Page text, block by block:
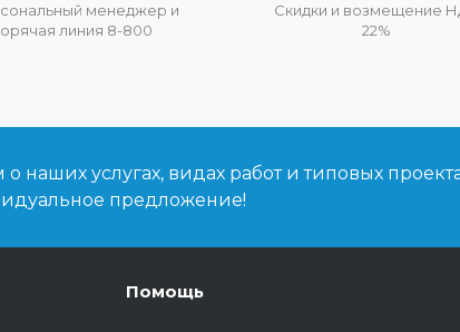
менеджер и
линия 8-800
Скидки и возмещение
22%
наших услугах, видах работ и типовых
предложение!
Помощь